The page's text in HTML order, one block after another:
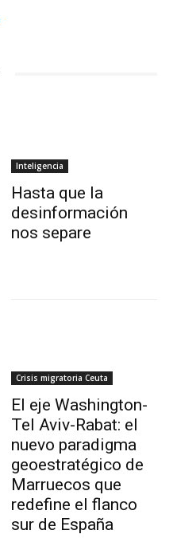
Inteligencia
Hasta que la
desinformación
nos separe
Crisis migratoria Ceuta
El eje Washington-
Tel Aviv-Rabat: el
nuevo paradigma
geoestratégico de
Marruecos que
redefine el flanco
sur de España